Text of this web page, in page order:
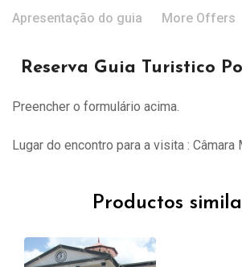
Apresentação do guia More Offers
Reserva Guia Turistico
Preencher o formulário acima.
Lugar do encontro para a visita : Câmara
Productos